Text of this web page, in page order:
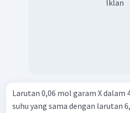
Iklan
Larutan 0,06 mol garam X dalam
suhu yang sama dengan larutan